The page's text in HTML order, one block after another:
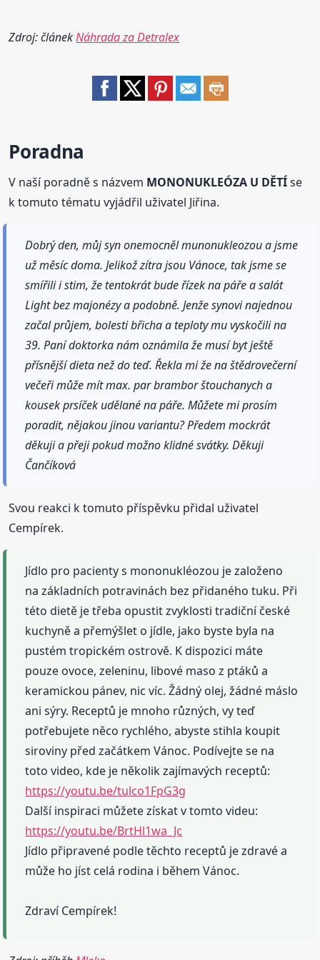
Zdroj: článekNáhrada za Detralex
Poradna
V naší poradně s názvem MONONUKLEÓZA U DĚTÍse
k tomuto tématu vyjádřil uživatel Jiřina.
Dobrý den, můj syn onemocněl munonukleozou a jsme
už měsíc doma. Jelikož zítra jsou Vánoce, tak jsme se
smířili i stim, že tentokrát bude řízek na páře a salát
Light bez majonézy a podobně. Jenže synovi najednou
začal průjem, bolesti břicha a teploty mu vyskočili na
39. Paní doktorka nám oznámila že musí byt ještě
přísnější dieta než do teď. Řekla mi že na štědrovečerní
večeři může mít max. par brambor štouchanych a
kousek prsíček udělané na páře. Můžete mi prosím
poradit, nějakou jinou variantu? Předem mockrát
děkuji a přeji pokud možno klidné svátky. Děkuji
Čančíková
Svou reakci k tomuto příspěvku přidal uživatel
Cempírek.
Jídlo pro pacienty s mononukléozou je založeno
na základních potravinách bez přidaného tuku. Při
této dietě je třeba opustit zvyklosti tradiční české
kuchyně a přemýšlet o jídle, jako byste byla na
pustém tropickém ostrově. K dispozici máte
pouze ovoce, zeleninu, libové maso z ptáků a
keramickou pánev, nic víc. Žádný olej, žádné máslo
ani sýry. Receptů je mnoho různých, vy teď
potřebujete něco rychlého, abyste stihla koupit
siroviny před začátkem Vánoc. Podívejte se na
toto video, kde je několik zajímavých receptů:
https://youtu.be/tulco1FpG3g
Další inspiraci můžete získat v tomto videu:
https://youtu.be/BrtHl1wa_Jc
Jídlo připravené podle těchto receptů je zdravé a
může ho jíst celá rodina i během Vánoc.
Zdraví Cempírek!